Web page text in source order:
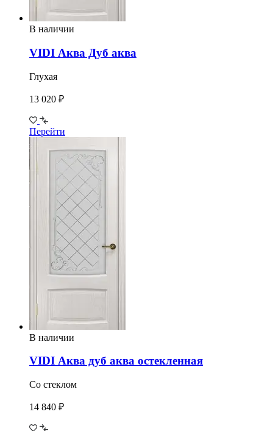
В наличии
VIDI Аква Дуб аква
Глухая
13 020 ₽
Перейти
В наличии
VIDI Аква дуб аква остекленная
Со стеклом
14 840 ₽